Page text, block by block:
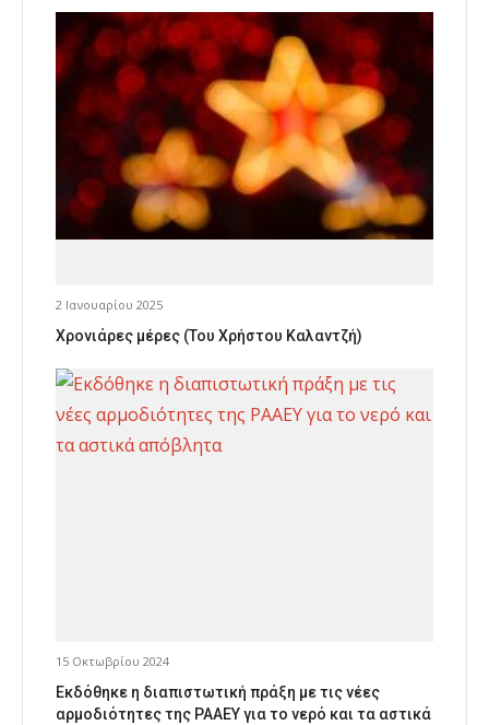
2 Ιανουαρίου 2025
Χρονιάρες μέρες (Του Χρήστου Καλαντζή)
15 Οκτωβρίου 2024
Εκδόθηκε η διαπιστωτική πράξη με τις νέες
αρμοδιότητες της ΡΑΑΕΥ για το νερό και τα αστικά